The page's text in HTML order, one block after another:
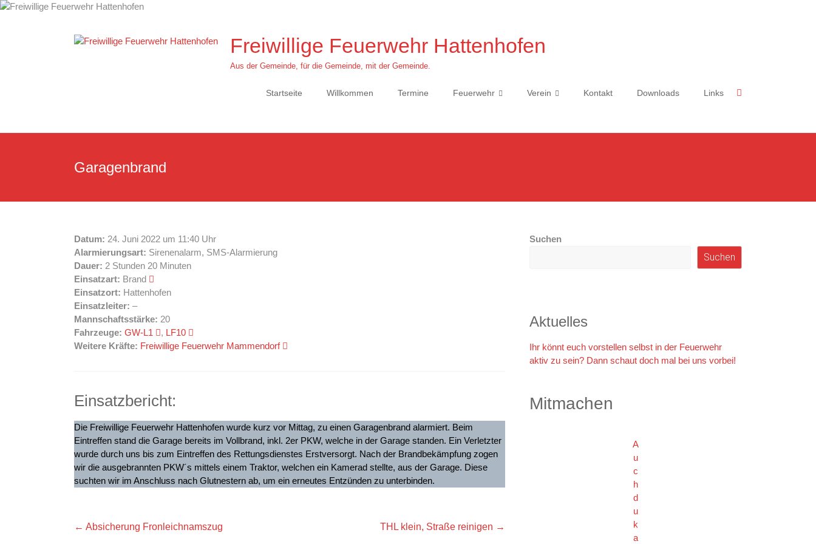
Zum
Freiwillige Feuerwehr Hattenhofen
Aus der Gemeinde, für die Gemeinde, mit der Gemeinde.
Startseite Willkommen Termine Feuerwehr Verein Kontakt Downloads Links
Garagenbrand
Datum: 24. Juni 2022 um 11:40 Uhr
Alarmierungsart: Sirenenalarm, SMS-Alarmierung
Dauer: 2 Stunden 20 Minuten
Einsatzart: Brand
Einsatzort: Hattenhofen
Einsatzleiter: –
Mannschaftsstärke: 20
Fahrzeuge: GW-L1 , LF10
Weitere Kräfte: Freiwillige Feuerwehr Mammendorf
Einsatzbericht:
Die Freiwillige Feuerwehr Hattenhofen wurde kurz vor Mittag, zu einen Garagenbrand alarmiert. Beim
Eintreffen stand die Garage bereits im Vollbrand, inkl. 2er PKW, welche in der Garage standen. Ein Verletzter
wurde durch uns bis zum Eintreffen des Rettungsdienstes Erstversorgt. Nach der Brandbekämpfung zogen
wir die ausgebrannten PKW´s mittels einem Traktor, welchen ein Kamerad stellte, aus der Garage. Diese
suchten wir im Anschluss nach Glutnestern ab, um ein erneutes Entzünden zu unterbinden.
← Absicherung Fronleichnamszug THL klein, Straße reinigen →
Suchen
Suchen
Aktuelles
Ihr könnt euch vorstellen selbst in der Feuerwehr
aktiv zu sein? Dann schaut doch mal bei uns vorbei!
Mitmachen
A
u
c
h
d
u
k
a